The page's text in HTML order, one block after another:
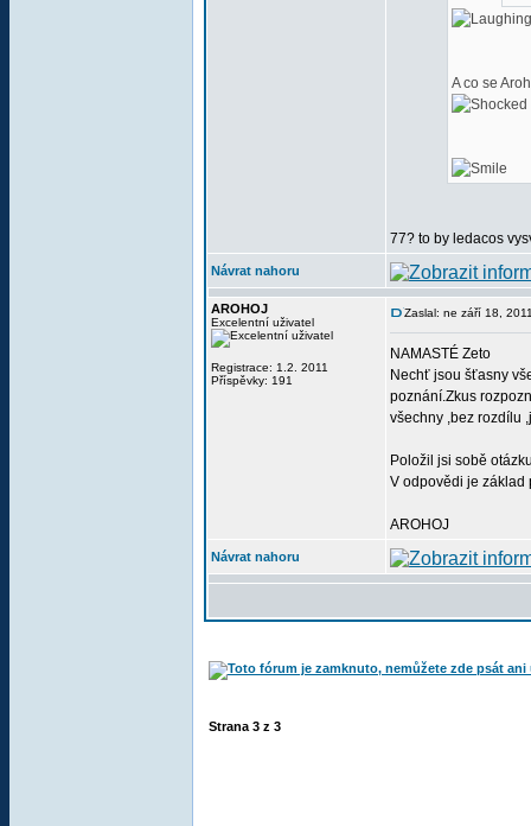
A co se
77? to by ledacos
Návrat nahoru
AROHOJ
Excelentní uživatel
Registrace: 1.2. 2011
Příspěvky: 191
Zaslal: ne září 18,
NAMASTÉ Zeto
Nechť jsou šťasny
poznání.Zkus
všechny ,bez rozdílu
Položil jsi sobě
V odpovědi je základ
AROHOJ
Návrat nahoru
Strana 3 z 3